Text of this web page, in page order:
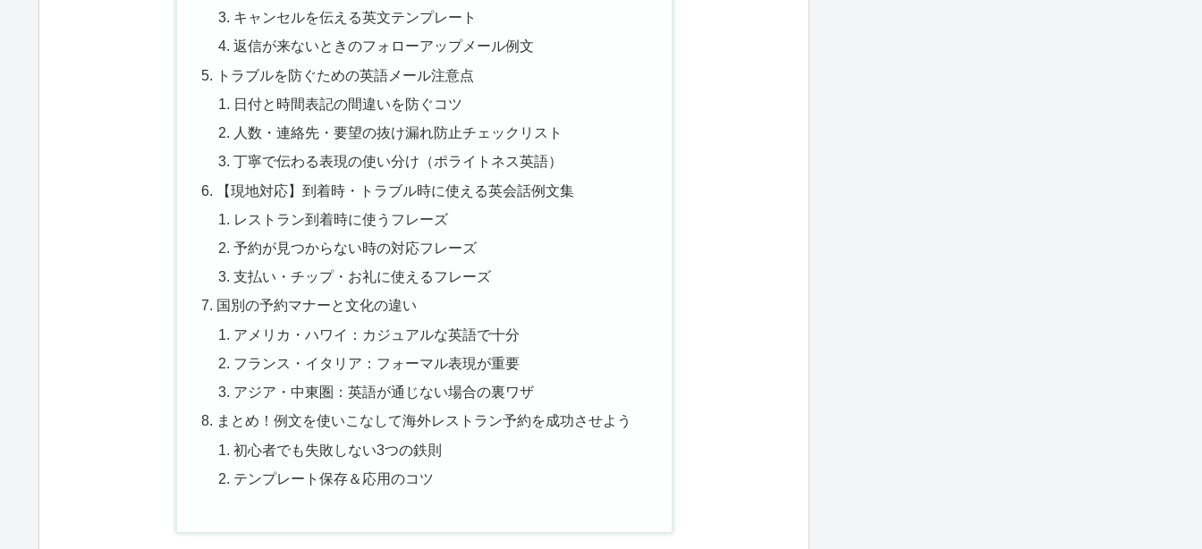
キャンセルを伝える英文テンプレート
返信が来ないときのフォローアップメール例文
トラブルを防ぐための英語メール注意点
日付と時間表記の間違いを防ぐコツ
人数・連絡先・要望の抜け漏れ防止チェックリスト
丁寧で伝わる表現の使い分け（ポライトネス英語）
【現地対応】到着時・トラブル時に使える英会話例文集
レストラン到着時に使うフレーズ
予約が見つからない時の対応フレーズ
支払い・チップ・お礼に使えるフレーズ
国別の予約マナーと文化の違い
アメリカ・ハワイ：カジュアルな英語で十分
フランス・イタリア：フォーマル表現が重要
アジア・中東圏：英語が通じない場合の裏ワザ
まとめ！例文を使いこなして海外レストラン予約を成功させよう
初心者でも失敗しない3つの鉄則
テンプレート保存＆応用のコツ